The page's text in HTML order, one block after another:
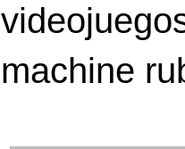
machine